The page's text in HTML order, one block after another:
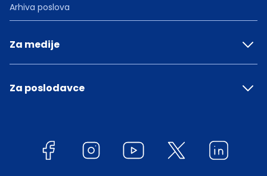
Arhiva poslova
Za medije
Za poslodavce